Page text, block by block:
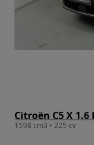
Citroën C5 X 1.6
1598 cm3 • 225 cv